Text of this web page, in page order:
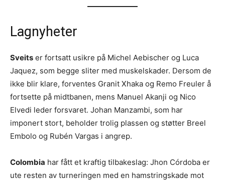
Lagnyheter
Sveits er fortsatt usikre på Michel Aebischer og Luca
Jaquez, som begge sliter med muskelskader. Dersom de
ikke blir klare, forventes Granit Xhaka og Remo Freuler å
fortsette på midtbanen, mens Manuel Akanji og Nico
Elvedi leder forsvaret. Johan Manzambi, som har
imponert stort, beholder trolig plassen og støtter Breel
Embolo og Rubén Vargas i angrep.
Colombia har fått et kraftig tilbakeslag: Jhon Córdoba er
ute resten av turneringen med en hamstringskade mot